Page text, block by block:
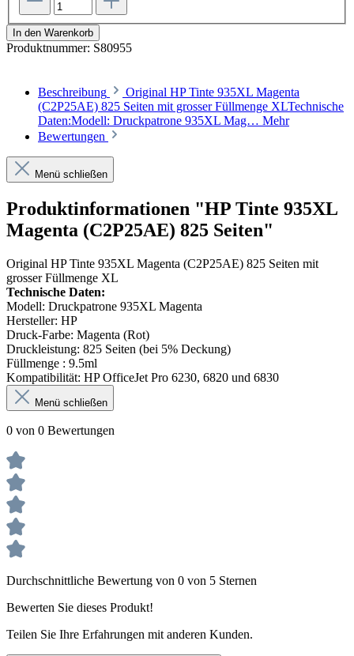
In den Warenkorb
Produktnummer: S80955
Beschreibung
Original HP Tinte 935XL Magenta
(C2P25AE) 825 Seiten mit grosser Füllmenge XLTechnische
Daten:Modell: Druckpatrone 935XL Mag… Mehr
Bewertungen
Menü schließen
Produktinformationen "HP Tinte 935XL
Magenta (C2P25AE) 825 Seiten"
Original HP Tinte 935XL Magenta (C2P25AE) 825 Seiten mit
grosser Füllmenge XL
Technische Daten:
Modell: Druckpatrone 935XL Magenta
Hersteller: HP
Druck-Farbe: Magenta (Rot)
Druckleistung: 825 Seiten (bei 5% Deckung)
Füllmenge : 9.5ml
Kompatibilität: HP OfficeJet Pro 6230, 6820 und 6830
Menü schließen
0 von 0 Bewertungen
Durchschnittliche Bewertung von 0 von 5 Sternen
Bewerten Sie dieses Produkt!
Teilen Sie Ihre Erfahrungen mit anderen Kunden.